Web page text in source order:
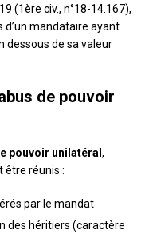
(1ère civ., n°18-14.167),
d’un mandataire ayant
dessous de sa valeur
de pouvoir
pouvoir unilatéral ,
être réunis :
par le mandat
des héritiers (caractère